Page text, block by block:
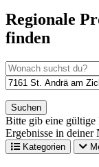
Regionale
finden
Suchen
Bitte gib eine gültige
Ergebnisse in deiner
Kategorien